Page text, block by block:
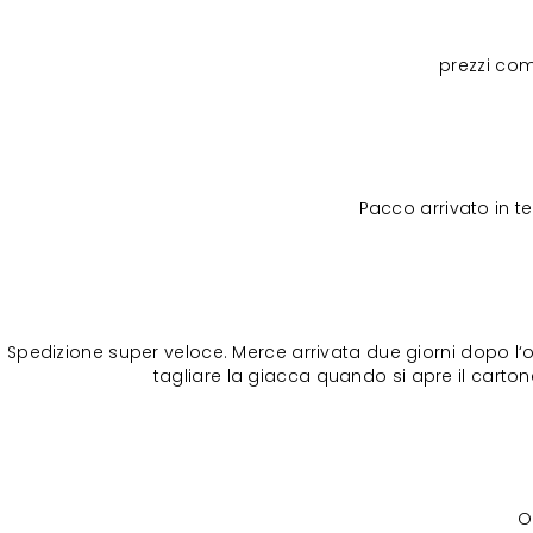
prezzi
Pacco arrivato in
Spedizione super veloce. Merce arrivata due giorni dopo
tagliare la giacca quando si apre il